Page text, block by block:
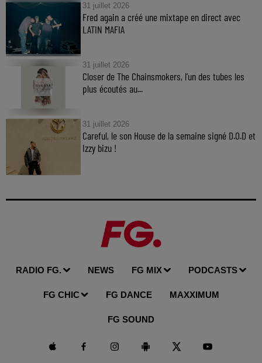
31 juillet 2026
Fred again a créé une mixtape en direct avec
LATIN MAFIA
31 juillet 2026
Closer de The Chainsmokers, l’un des tubes les
plus écoutés au...
31 juillet 2026
Careful, le son House de la semaine signé D.O.D et
Izzy bizu !
RADIO FG. NEWS FG MIX PODCASTS
FG CHIC FG DANCE MAXXIMUM
FG SOUND